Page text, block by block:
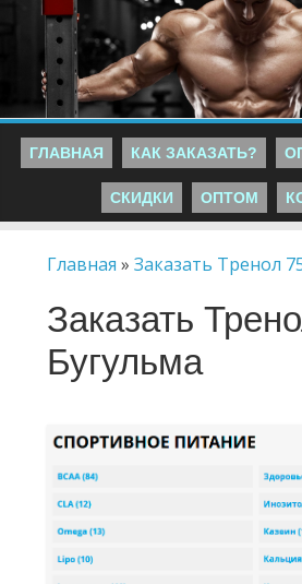
ГЛАВНАЯ КАК ЗАКАЗАТЬ?
СКИДКИ ОПТОМ
Главная »Заказать Тренол
Заказать
Бугульма